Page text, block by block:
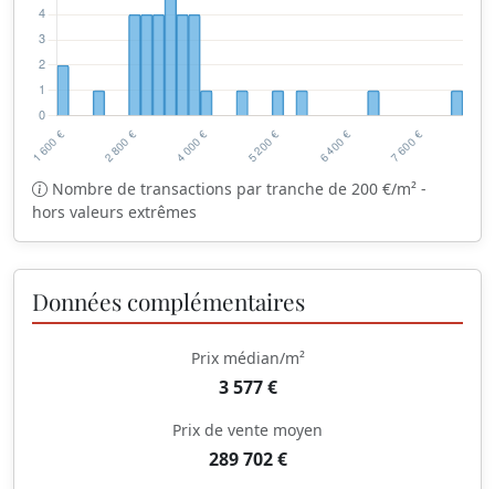
Nombre de transactions par tranche de 200 €/m² -
hors valeurs extrêmes
Données complémentaires
Prix médian/m²
3 577 €
Prix de vente moyen
289 702 €